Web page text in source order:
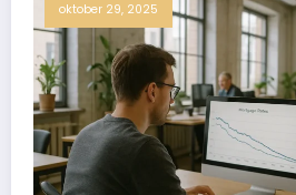
oktober 29, 2025